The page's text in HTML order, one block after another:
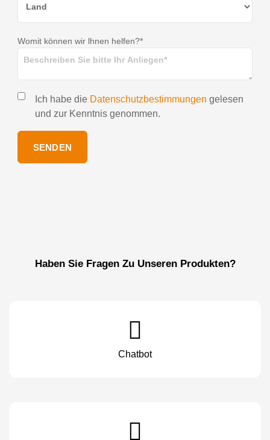
Womit können wir lhnen helfen?*
Ich habe die Datenschutzbestimmungen gelesen
und zur Kenntnis genommen.
SENDEN
Haben Sie Fragen Zu Unseren Produkten?
Chatbot